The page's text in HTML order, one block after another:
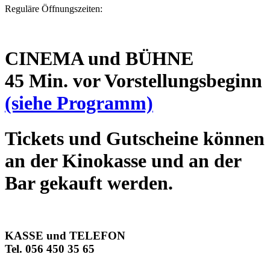
Reguläre Öffnungszeiten:
CINEMA und BÜHNE
45 Min. vor Vorstellungsbeginn
(siehe Programm)
Tickets und Gutscheine können
an der Kinokasse und an der
Bar gekauft werden.
KASSE und TELEFON
Tel. 056 450 35 65